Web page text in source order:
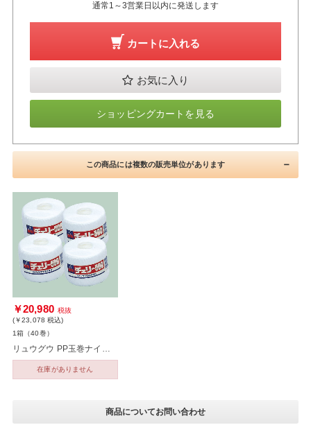
通常1～3営業日以内に発送します
カートに入れる
お気に入り
ショッピングカートを見る
この商品には複数の販売単位があります
￥20,980 税抜
(￥23,078 税込)
1箱（40巻）
在庫がありません
商品についてお問い合わせ